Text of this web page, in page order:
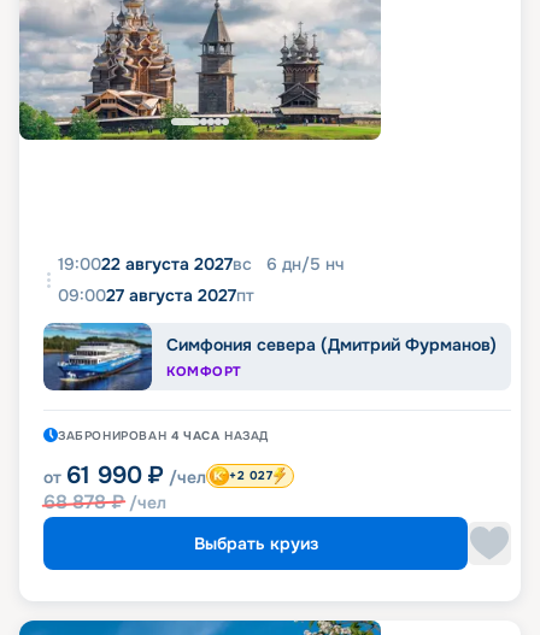
19:0022 августа 2027вс 6 дн/5 нч
09:0027 августа 2027пт
Симфония севера (Дмитрий Фурманов)
КОМФОРТ
ЗАБРОНИРОВАН 4 ЧАСА НАЗАД
от 61 990 ₽ /чел
68 878₽ /чел
+2 027
Выбрать круиз